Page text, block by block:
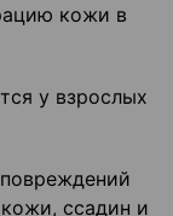
кожи в
у взрослых
ссадин и